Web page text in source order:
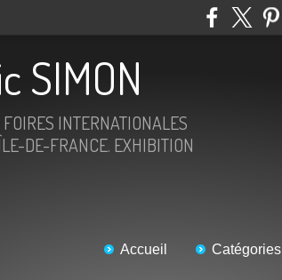
SIMON
INTERNATIONALES
DE-FRANCE. EXHIBITION
Accueil Catégories